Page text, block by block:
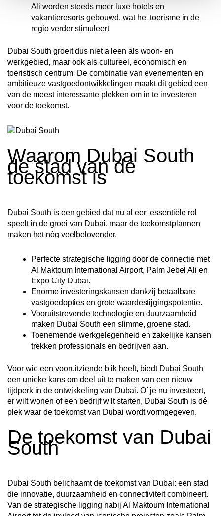
Ali worden steeds meer luxe hotels en
vakantieresorts gebouwd, wat het toerisme in de
regio verder stimuleert.
Dubai South groeit dus niet alleen als woon- en
werkgebied, maar ook als cultureel, economisch en
toeristisch centrum. De combinatie van evenementen en
ambitieuze vastgoedontwikkelingen maakt dit gebied een
van de meest interessante plekken om in te investeren
voor de toekomst.
Waarom Dubai South
de stad van de
toekomst is
Dubai South is een gebied dat nu al een essentiële rol
speelt in de groei van Dubai, maar de toekomstplannen
maken het nóg veelbelovender.
Perfecte strategische ligging door de connectie met
Al Maktoum International Airport, Palm Jebel Ali en
Expo City Dubai.
Enorme investeringskansen dankzij betaalbare
vastgoedopties en grote waardestijgingspotentie.
Vooruitstrevende technologie en duurzaamheid
maken Dubai South een slimme, groene stad.
Toenemende werkgelegenheid en zakelijke kansen
trekken professionals en bedrijven aan.
Voor wie een vooruitziende blik heeft, biedt Dubai South
een unieke kans om deel uit te maken van een nieuw
tijdperk in de ontwikkeling van Dubai. Of je nu investeert,
er wilt wonen of een bedrijf wilt starten, Dubai South is dé
plek waar de toekomst van Dubai wordt vormgegeven.
De toekomst van Dubai
South
Dubai South belichaamt de toekomst van Dubai: een stad
die innovatie, duurzaamheid en connectiviteit combineert.
Van de strategische ligging nabij Al Maktoum International